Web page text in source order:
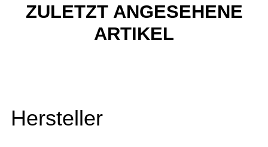
ZULETZT ANGESEHENE
ARTIKEL
Hersteller